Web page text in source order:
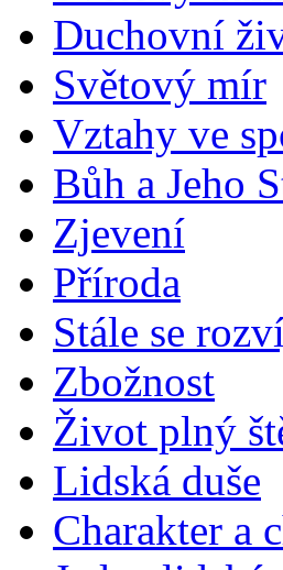
Duchovní
Světový mír
Vztahy ve
Bůh a Jeho
Zjevení
Příroda
Stále se
Zbožnost
Život plný
Lidská duše
Charakter a